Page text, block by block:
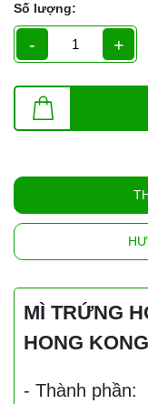
Số lượng:
- +
MÌ TRỨNG
HONG
- Thành phần: